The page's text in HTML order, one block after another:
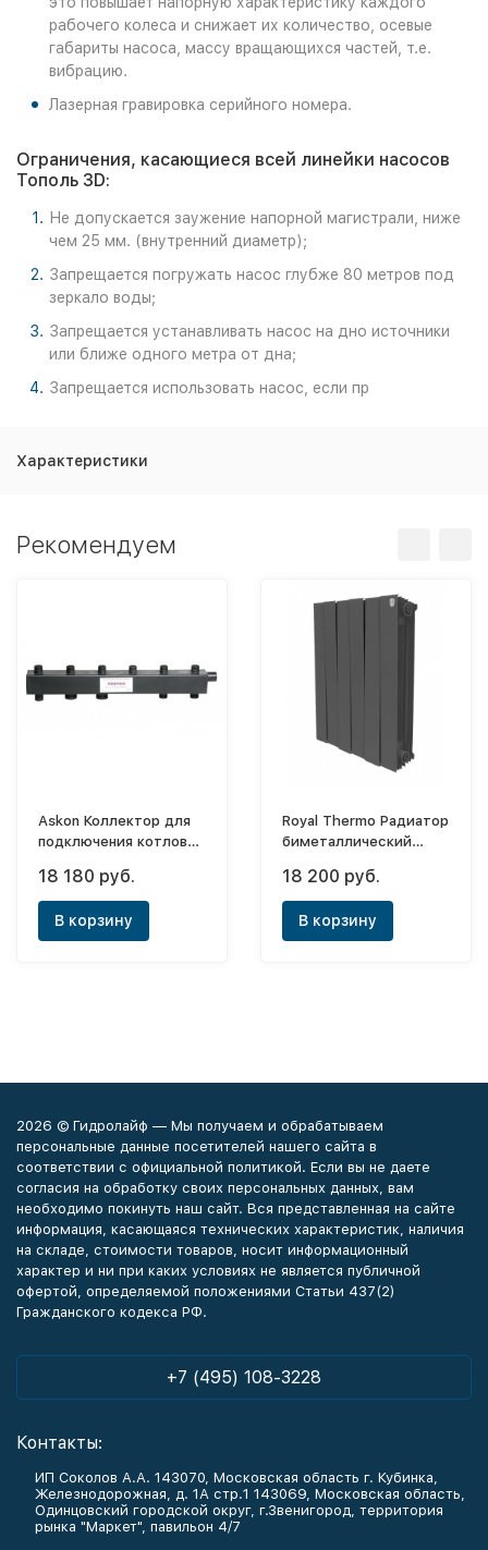
рабочего колеса и снижает их количество, осевые
габариты насоса, массу вращающихся частей, т.е.
вибрацию.
Лазерная гравировка серийного номера.
Ограничения, касающиеся всей линейки насосов
Тополь 3D:
Не допускается заужение напорной магистрали, ниже
чем 25 мм. (внутренний диаметр);
Запрещается погружать насос глубже 80 метров под
зеркало воды;
Запрещается устанавливать насос на дно источники
или ближе одного метра от дна;
Запрещается использовать насос, если пр
Характеристики
Рекомендуем
Askon Коллектор для
подключения котлов
выхода (90квт)
18 180 руб.
В корзину
Royal Thermo Радиатор
биметаллический
500х10 (боковое) New
18 200 руб.
В корзину
2026 © Гидролайф — Мы получаем и обрабатываем
персональные данные посетителей нашего сайта в
соответствии с официальной политикой. Если вы не даете
согласия на обработку своих персональных данных, вам
необходимо покинуть наш сайт. Вся представленная на сайте
информация, касающаяся технических характеристик, наличия
на складе, стоимости товаров, носит информационный
характер и ни при каких условиях не является публичной
офертой, определяемой положениями Статьи 437(2)
Гражданского кодекса РФ.
+7 (495) 108-3228
Контакты:
ИП Соколов А.А. 143070, Московская область г. Кубинка,
Железнодорожная, д. 1А стр.1 143069, Московская область,
Одинцовский городской округ, г.Звенигород, территория
рынка "Маркет", павильон 4/7